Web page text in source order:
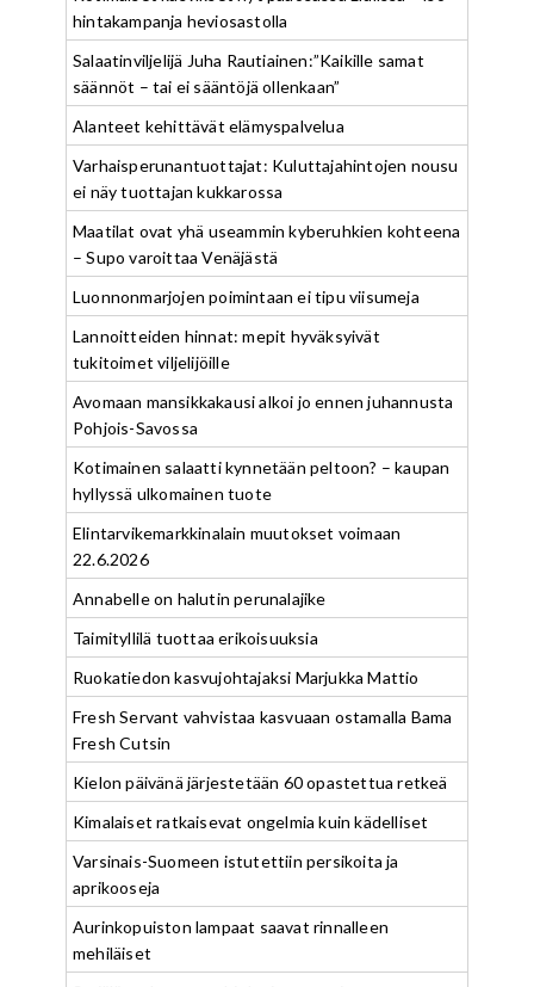
hintakampanja heviosastolla
Salaatinviljelijä Juha Rautiainen:”Kaikille samat
säännöt – tai ei sääntöjä ollenkaan”
Alanteet kehittävät elämyspalvelua
Varhaisperunantuottajat: Kuluttajahintojen nousu
ei näy tuottajan kukkarossa
Maatilat ovat yhä useammin kyberuhkien kohteena
– Supo varoittaa Venäjästä
Luonnonmarjojen poimintaan ei tipu viisumeja
Lannoitteiden hinnat: mepit hyväksyivät
tukitoimet viljelijöille
Avomaan mansikkakausi alkoi jo ennen juhannusta
Pohjois-Savossa
Kotimainen salaatti kynnetään peltoon? – kaupan
hyllyssä ulkomainen tuote
Elintarvikemarkkinalain muutokset voimaan
22.6.2026
Annabelle on halutin perunalajike
Taimityllilä tuottaa erikoisuuksia
Ruokatiedon kasvujohtajaksi Marjukka Mattio
Fresh Servant vahvistaa kasvuaan ostamalla Bama
Fresh Cutsin
Kielon päivänä järjestetään 60 opastettua retkeä
Kimalaiset ratkaisevat ongelmia kuin kädelliset
Varsinais-Suomeen istutettiin persikoita ja
aprikooseja
Aurinkopuiston lampaat saavat rinnalleen
mehiläiset